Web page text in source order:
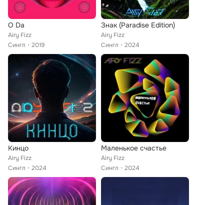
O Da
Airy Fizz
Сингл
2019
Знак (Paradise Edition)
Airy Fizz
Сингл
2024
Кинцо
Airy Fizz
Сингл
2024
Маленькое счастье
Airy Fizz
Сингл
2024